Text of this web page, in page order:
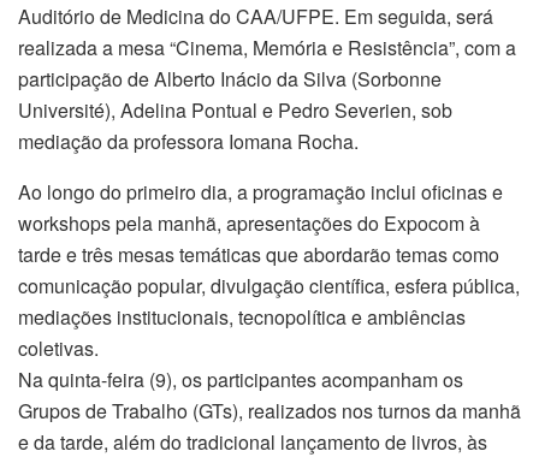
Auditório de Medicina do CAA/UFPE. Em seguida, será
realizada a mesa “Cinema, Memória e Resistência”, com a
participação de Alberto Inácio da Silva (Sorbonne
Université), Adelina Pontual e Pedro Severien, sob
mediação da professora Iomana Rocha.
Ao longo do primeiro dia, a programação inclui oficinas e
workshops pela manhã, apresentações do Expocom à
tarde e três mesas temáticas que abordarão temas como
comunicação popular, divulgação científica, esfera pública,
mediações institucionais, tecnopolítica e ambiências
coletivas.
Na quinta-feira (9), os participantes acompanham os
Grupos de Trabalho (GTs), realizados nos turnos da manhã
e da tarde, além do tradicional lançamento de livros, às